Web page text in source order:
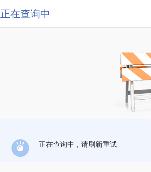
正在查询中
正在查询中，请刷新重试